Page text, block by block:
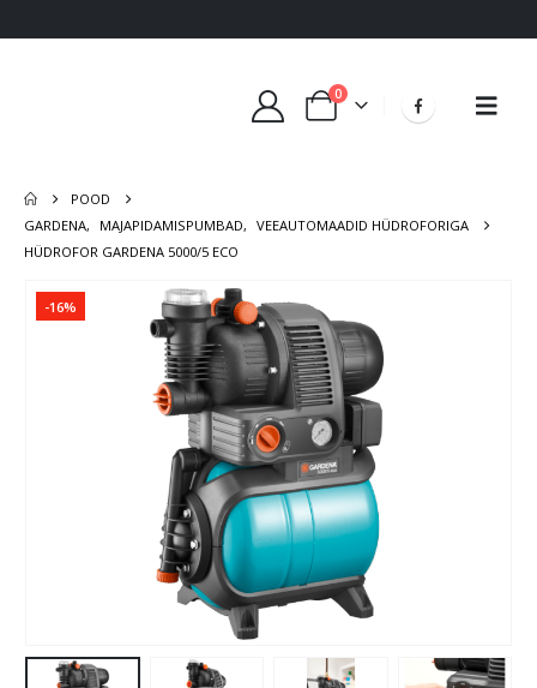
0
POOD
GARDENA, MAJAPIDAMISPUMBAD, VEEAUTOMAADID HÜDROFORIGA
HÜDROFOR GARDENA 5000/5 ECO
-16%